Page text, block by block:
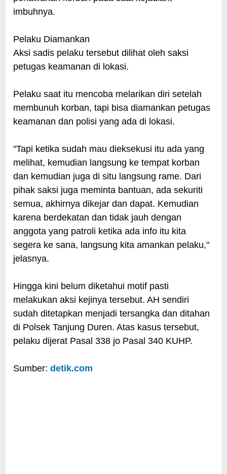
imbuhnya.
Pelaku Diamankan
Aksi sadis pelaku tersebut dilihat oleh saksi
petugas keamanan di lokasi.
Pelaku saat itu mencoba melarikan diri setelah
membunuh korban, tapi bisa diamankan petugas
keamanan dan polisi yang ada di lokasi.
"Tapi ketika sudah mau dieksekusi itu ada yang
melihat, kemudian langsung ke tempat korban
dan kemudian juga di situ langsung rame. Dari
pihak saksi juga meminta bantuan, ada sekuriti
semua, akhirnya dikejar dan dapat. Kemudian
karena berdekatan dan tidak jauh dengan
anggota yang patroli ketika ada info itu kita
segera ke sana, langsung kita amankan pelaku,"
jelasnya.
Hingga kini belum diketahui motif pasti
melakukan aksi kejinya tersebut. AH sendiri
sudah ditetapkan menjadi tersangka dan ditahan
di Polsek Tanjung Duren. Atas kasus tersebut,
pelaku dijerat Pasal 338 jo Pasal 340 KUHP.
Sumber:detik.com